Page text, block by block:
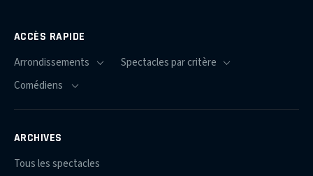
ACCÈS RAPIDE
ARCHIVES
Tous les spectacles